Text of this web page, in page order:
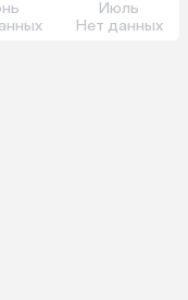
Июль
Нет данных